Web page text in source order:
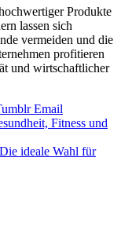
Produkte
lassen sich
vermeiden und die
profitieren
und wirtschaftlicher
Email
Fitness und
ideale Wahl für